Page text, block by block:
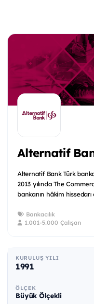
Alternatif
Alternatif Bank Türk
2013 yılında The
bankanın hâkim hissedarı
Bankacılık
1.001-5.000 Çalışan
KURULUŞ YILI
1991
ÖLÇEK
Büyük Ölçekli